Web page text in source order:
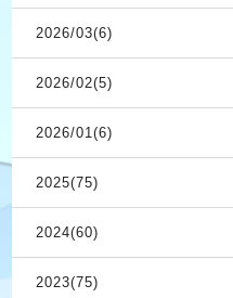
2026/03(6)
2026/02(5)
2026/01(6)
2025(75)
2024(60)
2023(75)